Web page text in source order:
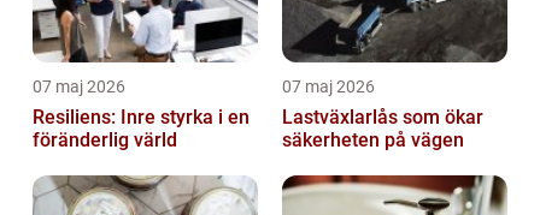
07 maj 2026
Resiliens: Inre styrka i en
föränderlig värld
07 maj 2026
Lastväxlarlås som ökar
säkerheten på vägen